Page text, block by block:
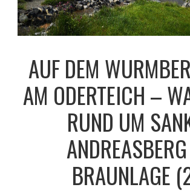
AUF DEM
AM ODERTEICH –
RUND UM
BRAUNLAGE